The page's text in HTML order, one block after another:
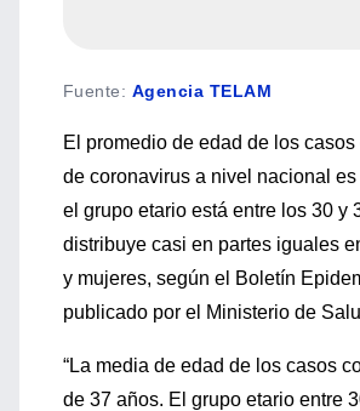
Fuente: Agencia TELAM
El promedio de edad de los
de coronavirus a nivel nacional es
el grupo etario está entre los 30 y
distribuye casi en partes iguales
y mujeres, según el Boletín
publicado por el Ministerio de
“La media de edad de los casos
de 37 años. El grupo etario entre